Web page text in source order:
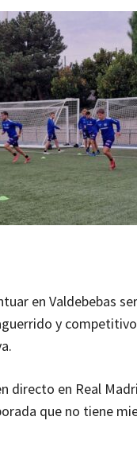
en Valdebebas
y
directo en Real
que no tiene